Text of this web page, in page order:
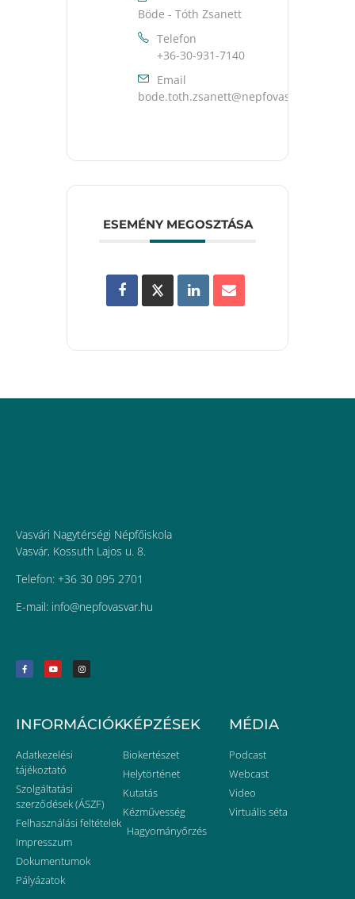
Böde - Tóth Zsanett
Telefon
+36-30-931-7140
Email
uh.ravsavofpen@ttenasz.htot.edob
ESEMÉNY MEGOSZTÁSA
Vasvári Nagytérségi Népfőiskola
Vasvár, Kossuth Lajos u. 8.
Telefon: +36 30 095 2701
E-mail: uh.ravsavofpen@ofni
INFORMÁCIÓK
Adatkezelési
tájékoztató
Szolgáltatási
szerződések (ÁSZF)
Felhasználási feltételek
Impresszum
Dokumentumok
Pályázatok
KÉPZÉSEK
Biokertészet
Helytörténet
Kutatás
Kézművesség
Hagyományőrzés
MÉDIA
Podcast
Webcast
Video
Virtuális séta